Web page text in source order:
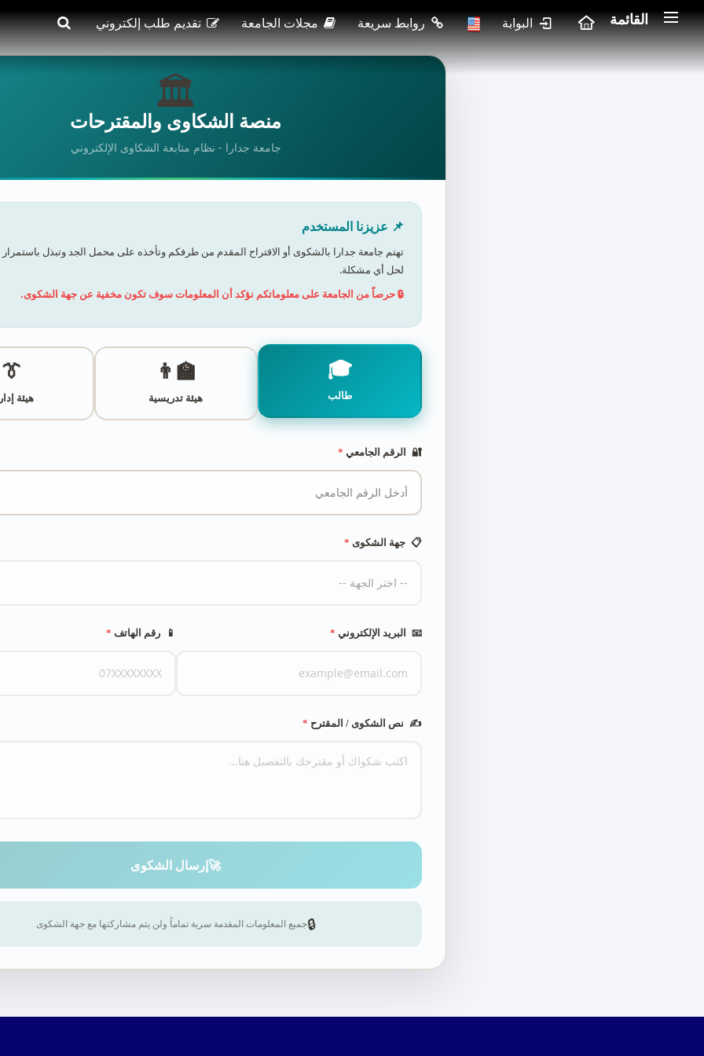
تقديم طلب إلكتروني مجلات الجامعة روابط سريعة البوابة القائمة
🏛️
منصة الشكاوى والمقترحات
جامعة جدارا - نظام متابعة الشكاوى الإلكتروني
📌 عزيزنا المستخدم
تهتم جامعة جدارا بالشكوى أو الاقتراح المقدم من طرفكم وتأخذه على محمل الجد وتبذل باستمرار
لحل أي مشكلة.
🔒 حرصاً من الجامعة على معلوماتكم نؤكد أن المعلومات سوف تكون مخفية عن جهة الشكوى.
🎓
طالب
👨‍🏫
هيئة تدريسية
👔
هيئة
🔐 الرقم الجامعي *
📋 جهة الشكوى *
📧 البريد الإلكتروني *
📱 رقم الهاتف *
✍️ نص الشكوى / المقترح *
🚀إرسال الشكوى
🔒جميع المعلومات المقدمة سرية تماماً ولن يتم مشاركتها مع جهة الشكوى